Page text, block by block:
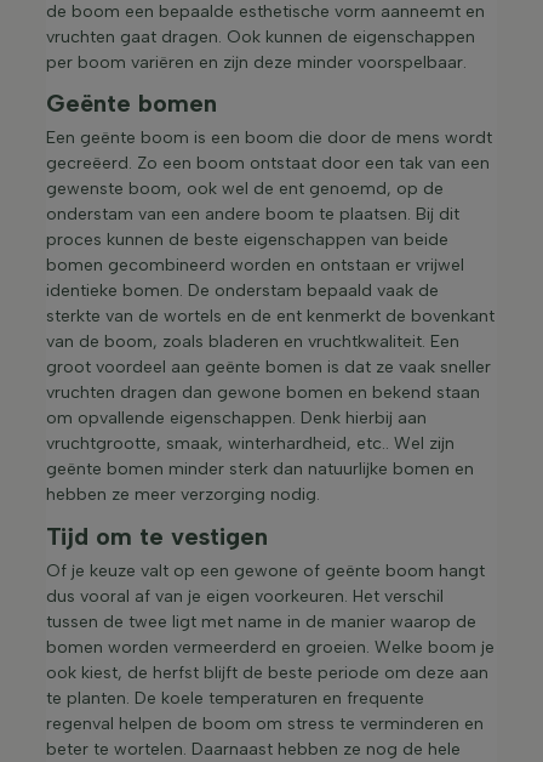
de boom een bepaalde esthetische vorm aanneemt en
vruchten gaat dragen. Ook kunnen de eigenschappen
per boom variëren en zijn deze minder voorspelbaar.
Geënte bomen
Een geënte boom is een boom die door de mens wordt
gecreëerd. Zo een boom ontstaat door een tak van een
gewenste boom, ook wel de ent genoemd, op de
onderstam van een andere boom te plaatsen. Bij dit
proces kunnen de beste eigenschappen van beide
bomen gecombineerd worden en ontstaan er vrijwel
identieke bomen. De onderstam bepaald vaak de
sterkte van de wortels en de ent kenmerkt de bovenkant
van de boom, zoals bladeren en vruchtkwaliteit. Een
groot voordeel aan geënte bomen is dat ze vaak sneller
vruchten dragen dan gewone bomen en bekend staan
om opvallende eigenschappen. Denk hierbij aan
vruchtgrootte, smaak, winterhardheid, etc.. Wel zijn
geënte bomen minder sterk dan natuurlijke bomen en
hebben ze meer verzorging nodig.
Tijd om te vestigen
Of je keuze valt op een gewone of geënte boom hangt
dus vooral af van je eigen voorkeuren. Het verschil
tussen de twee ligt met name in de manier waarop de
bomen worden vermeerderd en groeien. Welke boom je
ook kiest, de herfst blijft de beste periode om deze aan
te planten. De koele temperaturen en frequente
regenval helpen de boom om stress te verminderen en
beter te wortelen. Daarnaast hebben ze nog de hele